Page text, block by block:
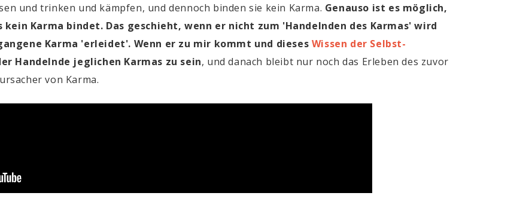
und trinken und kämpfen, und dennoch binden sie kein Karma. Genauso ist es möglich,
kein Karma bindet. Das geschieht, wenn er nicht zum 'Handelnden des Karmas' wird
Karma 'erleidet'. Wenn er zu mir kommt und dieses Wissen der Selbst-
Handelnde jeglichen Karmas zu sein, und danach bleibt nur noch das Erleben des zuvor
von Karma.